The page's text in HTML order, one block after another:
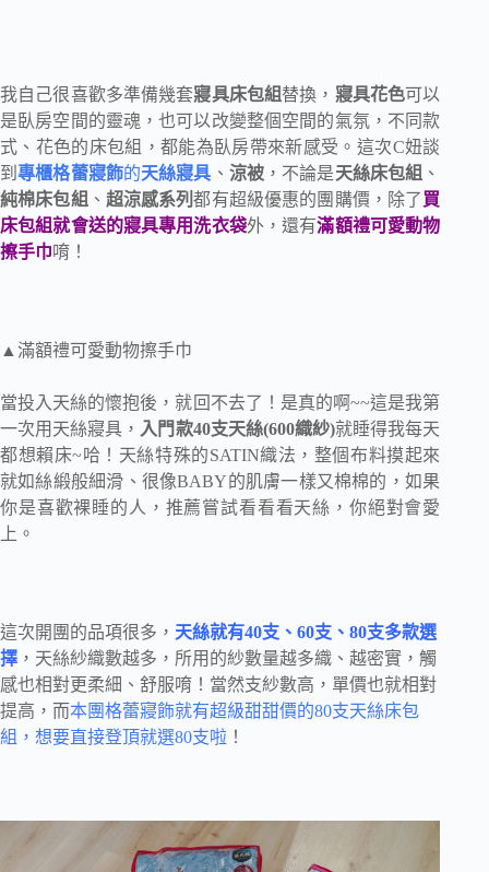
我自己很喜歡多準備幾套寢具床包組 替換， 寢具花色可以
是臥房空間的靈魂，也可以改變整個空間的氣氛，不同款
式、花色的床包組，都能為臥房帶來新感受。這次C妞談
到專櫃格蕾寢飾的天絲寢具 、 涼被 ，不論是天絲床包組 、
純棉床包組 、 超涼感系列都有超級優惠的團購價，除了買
床包組就會送的寢具專用洗衣袋外，還有滿額禮可愛動物
擦手巾唷！
▲滿額禮可愛動物擦手巾
當投入天絲的懷抱後，就回不去了！是真的啊~~這是我第
一次用天絲寢具， 入門款40支天絲(600織紗)就睡得我每天
都想賴床~哈！天絲特殊的SATIN織法，整個布料摸起來
就如絲緞般細滑、很像BABY的肌膚一樣又棉棉的，如果
你是喜歡裸睡的人，推薦嘗試看看看天絲，你絕對會愛
上。
這次開團的品項很多， 天絲就有40支、60支、80支多款選
擇 ，天絲紗織數越多，所用的紗數量越多織、越密實，觸
感也相對更柔細、舒服唷！當然支紗數高，單價也就相對
提高，而本團格蕾寢飾就有超級甜甜價的80支天絲床包
組，想要直接登頂就選80支啦 ！